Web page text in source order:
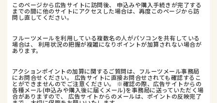
このページから広告サイトに訪問後、 申込みや購入手続きが完了する
までの間に他のサイトにアクセスした場合は、再度このページから訪
問し直してください。
フルーツメールを利用している複数名の人がパソコンを共有している
場合は、 利用状況の把握が複雑になりポイントが加算されない場合が
あります。
アクションポイントの加算に関するご質問は、フルーツメール事務局
にお問合せください。 広告サイトに直接お問合せされても確認するこ
とができませんのでご注意ください。 ※確認の際、広告サイトからの
各種メール(申込みや購入後に届くメール)を事務局に送っていただく場
合がありますので、 広告サイトからのメールは、ポイントの反映完了